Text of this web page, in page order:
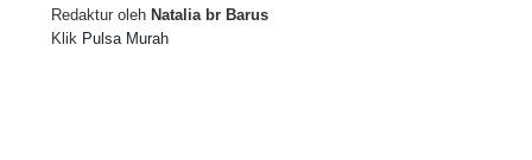
Redaktur oleh Natalia br Barus
Klik Pulsa Murah